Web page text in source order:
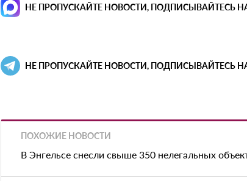
НЕ ПРОПУСКАЙТЕ НОВОСТИ, ПОДПИСЫВАЙТЕСЬ
НЕ ПРОПУСКАЙТЕ НОВОСТИ, ПОДПИСЫВАЙТЕСЬ
ПОХОЖИЕ НОВОСТИ
В Энгельсе снесли свыше 350 нелегальных